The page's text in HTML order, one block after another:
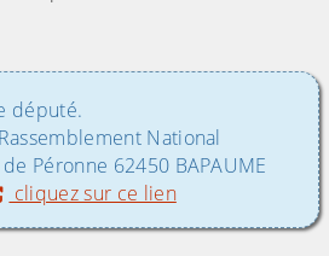
député.
National
Péronne 62450 BAPAUME
cliquez sur ce lien